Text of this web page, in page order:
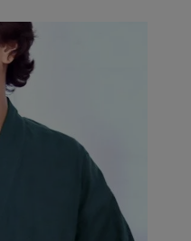
秋
ャマ
い
ルームウェア
かぶり
羽織・バスロ
ーブ
いて
安心の日本製